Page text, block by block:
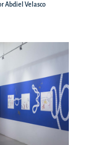
Abdiel Velasco